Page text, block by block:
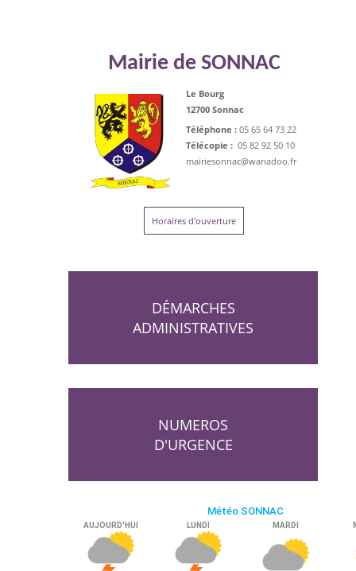
Mairie de SONNAC
Le Bourg
12700 Sonnac
Téléphone : 05 65 64 73 22
Télécopie : 05 82 92 50 10
mairiesonnac@wanadoo.fr
Horaires d'ouverture
DÉMARCHES
ADMINISTRATIVES
NUMEROS
D'URGENCE